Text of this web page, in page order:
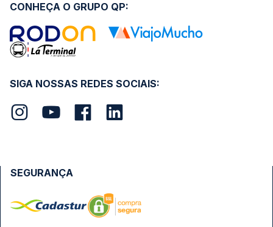
SIGA NOSSAS REDES SOCIAIS:
CONHEÇA O GRUPO QP:
SEGURANÇA